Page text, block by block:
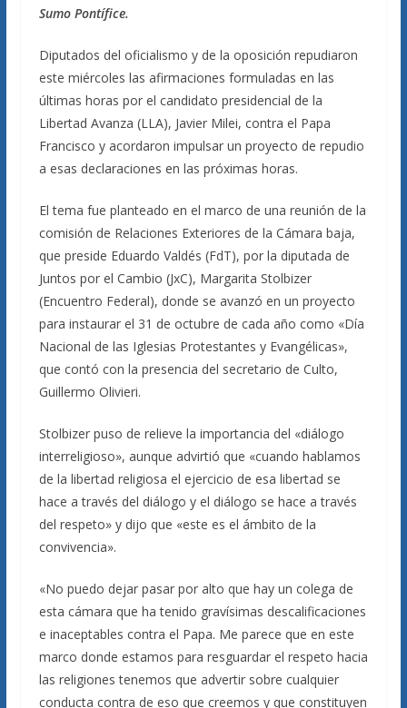
Sumo Pontífice.
Diputados del oficialismo y de la oposición repudiaron
este miércoles las afirmaciones formuladas en las
últimas horas por el candidato presidencial de la
Libertad Avanza (LLA), Javier Milei, contra el Papa
Francisco y acordaron impulsar un proyecto de repudio
a esas declaraciones en las próximas horas.
El tema fue planteado en el marco de una reunión de la
comisión de Relaciones Exteriores de la Cámara baja,
que preside Eduardo Valdés (FdT), por la diputada de
Juntos por el Cambio (JxC), Margarita Stolbizer
(Encuentro Federal), donde se avanzó en un proyecto
para instaurar el 31 de octubre de cada año como «Día
Nacional de las Iglesias Protestantes y Evangélicas»,
que contó con la presencia del secretario de Culto,
Guillermo Olivieri.
Stolbizer puso de relieve la importancia del «diálogo
interreligioso», aunque advirtió que «cuando hablamos
de la libertad religiosa el ejercicio de esa libertad se
hace a través del diálogo y el diálogo se hace a través
del respeto» y dijo que «este es el ámbito de la
convivencia».
«No puedo dejar pasar por alto que hay un colega de
esta cámara que ha tenido gravísimas descalificaciones
e inaceptables contra el Papa. Me parece que en este
marco donde estamos para resguardar el respeto hacia
las religiones tenemos que advertir sobre cualquier
conducta contra de eso que creemos y que constituyen